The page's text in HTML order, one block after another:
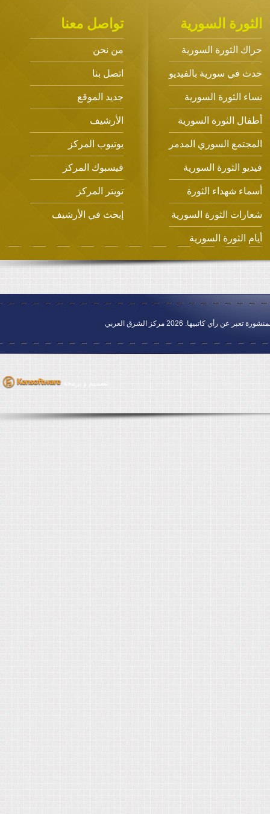
السورية
السورية
سورية بالفيديو
السورية
الثورة السورية
السوري المدمر
الثورة السورية
شهداء الثورة
الثورة السورية
السورية
تواصل معنا
من نحن
اتصل بنا
جديد الموقع
الأرشيف
يوتيوب المركز
فيسبوك المركز
تويتر المركز
إبحث في الأرشيف
مركز الشرق العربي
تصميم و برمجة